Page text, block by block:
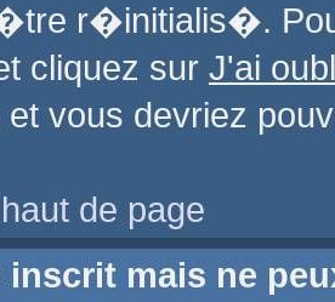
r�initialis�.
cliquez sur J'ai
et vous devriez
de page
inscrit mais ne